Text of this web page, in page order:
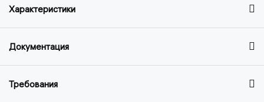
Характеристики
Документация
Требования